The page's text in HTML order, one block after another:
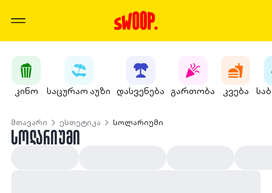
კინო საცურაო აუზი დასვენება გართობა კვება
მთავარი ესთეტიკა სოლარიუმი
ᲡᲝᲚᲐᲠᲘᲣᲛᲘ